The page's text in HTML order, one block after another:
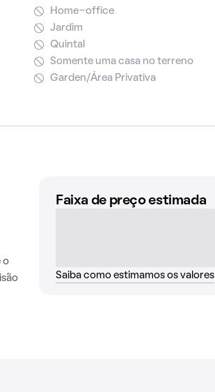
Home-office
Jardim
Quintal
Somente uma casa no terreno
Garden/Área Privativa
o
Faixa de preço estimada
Saiba como estimamos os valores